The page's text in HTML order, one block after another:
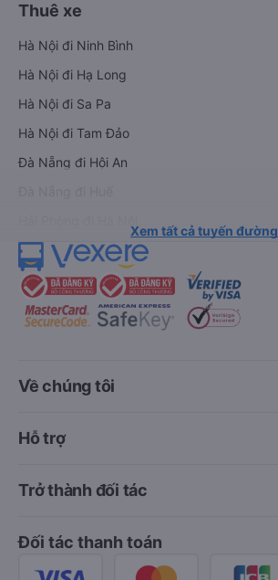
Thuê xe
Hà Nội đi Ninh Bình
Hà Nội đi Hạ Long
Hà Nội đi Sa Pa
Hà Nội đi Tam Đảo
Đà Nẵng đi Hội An
Xem tất cả tuyến đường
Về chúng tôi
Hỗ trợ
Trở thành đối tác
Đối tác thanh toán